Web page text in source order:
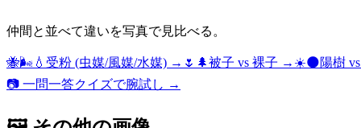
仲間と並べて違いを写真で見比べる。
🐝🌬️💧 受粉 (虫媒/風媒/水媒) → 🌷🌲被子 vs 裸子 → ☀️🌑陽樹
📷 一問一答クイズで腕試し →